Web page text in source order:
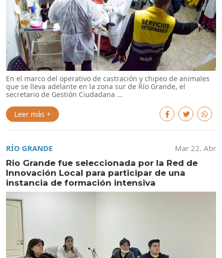
En el marco del operativo de castración y chipeo de animales
que se lleva adelante en la zona sur de Río Grande, el
secretario de Gestión Ciudadana ...
Leer más +
RÍO GRANDE
Mar 22. Abr
Rio Grande fue seleccionada por la Red de
Innovación Local para participar de una
instancia de formación intensiva